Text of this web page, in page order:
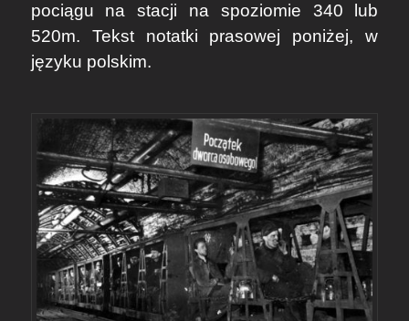
pociągu na stacji na spoziomie 340 lub
520m. Tekst notatki prasowej poniżej, w
języku polskim.